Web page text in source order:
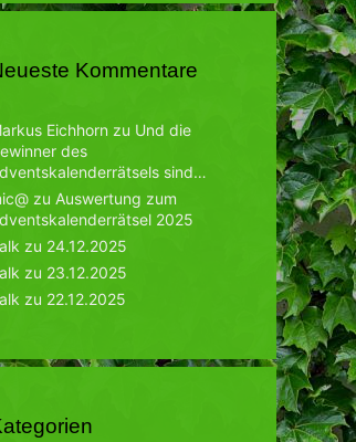
Kommentare
Eichhorn zu Und die
des
sind…
zu Auswertung zum
2025
zu 24.12.2025
zu 23.12.2025
zu 22.12.2025